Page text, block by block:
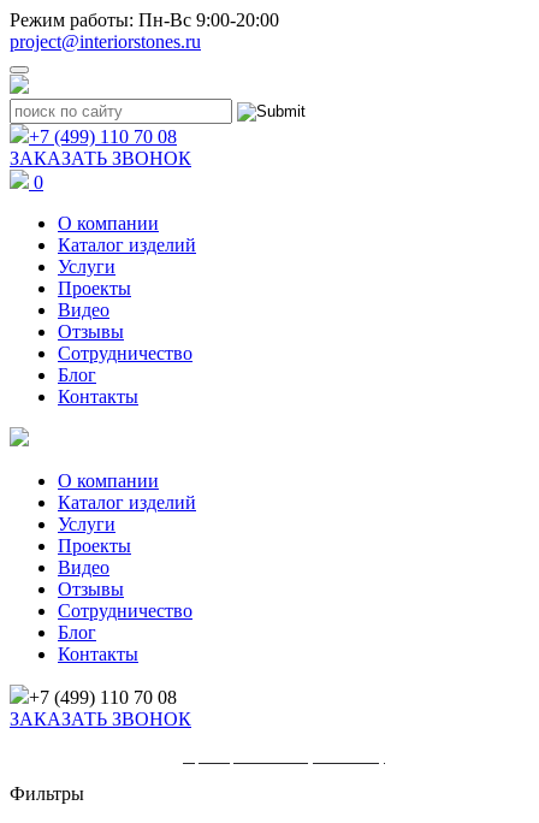
Режим работы: Пн-Вс 9:00-20:00
project@interiorstones.ru
+7 (499) 110 70 08
ЗАКАЗАТЬ ЗВОНОК
0
О компании
Каталог изделий
Услуги
Проекты
Видео
Отзывы
Сотрудничество
Блог
Контакты
О компании
Каталог изделий
Услуги
Проекты
Видео
Отзывы
Сотрудничество
Блог
Контакты
+7 (499) 110 70 08
ЗАКАЗАТЬ ЗВОНОК
Фильтры